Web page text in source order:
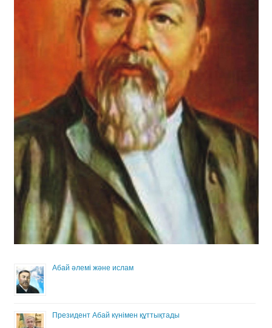
Абай әлемі және ислам
Президент Абай күнімен құттықтады